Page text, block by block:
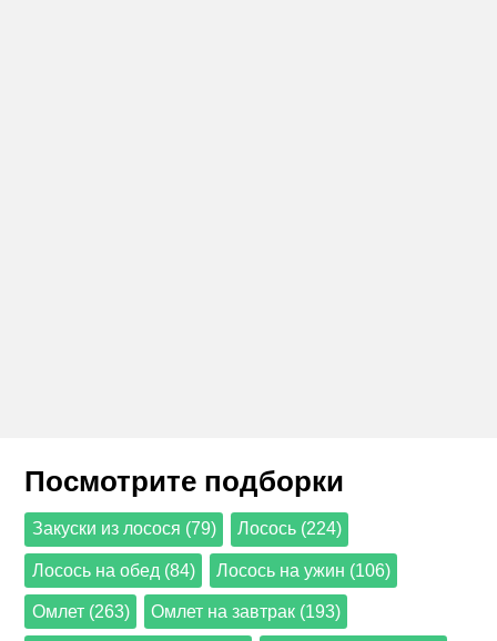
Посмотрите подборки
Закуски из лосося (79) Лосось (224)
Лосось на обед (84) Лосось на ужин (106)
Омлет (263) Омлет на завтрак (193)